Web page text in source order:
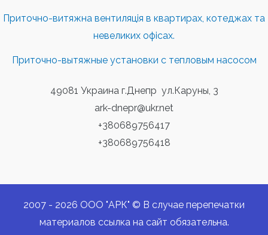
Приточно-витяжна вентиляція в квартирах, котеджах та
невеликих офісах.
Приточно-вытяжные установки с тепловым насосом
49081 Украина г.Днепр ул.Каруны, 3
ark-dnepr@ukr.net
+380689756417
+380689756418
2007 - 2026 ООО "АРК" © В случае перепечатки
материалов ссылка на сайт обязательна.